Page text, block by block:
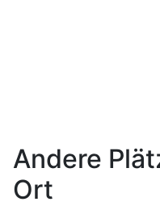
Andere
Ort